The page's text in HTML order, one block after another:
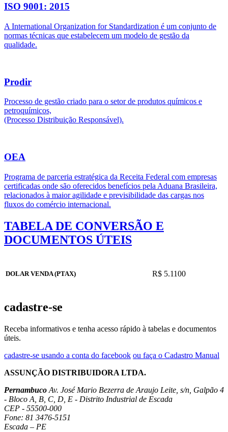
ISO 9001: 2015
A International Organization for Standardization é um conjunto de
normas técnicas que estabelecem um modelo de gestão da
qualidade.
Prodir
Processo de gestão criado para o setor de produtos químicos e
petroquímicos,
(Processo Distribuição Responsável).
OEA
Programa de parceria estratégica da Receita Federal com empresas
certificadas onde são oferecidos benefícios pela Aduana Brasileira,
relacionados à maior agilidade e previsibilidade das cargas nos
fluxos do comércio internacional.
TABELA DE CONVERSÃO E
DOCUMENTOS ÚTEIS
DOLAR VENDA (PTAX) R$ 5.1100
cadastre-se
Receba informativos e tenha acesso rápido à tabelas e documentos
úteis.
cadastre-se usando a conta do facebook ou faça o Cadastro Manual
ASSUNÇÃO DISTRIBUIDORA LTDA.
Pernambuco Av. José Mario Bezerra de Araujo Leite, s/n, Galpão 4
- Bloco A, B, C, D, E - Distrito Industrial de Escada
CEP - 55500-000
Fone: 81 3476-5151
Escada – PE